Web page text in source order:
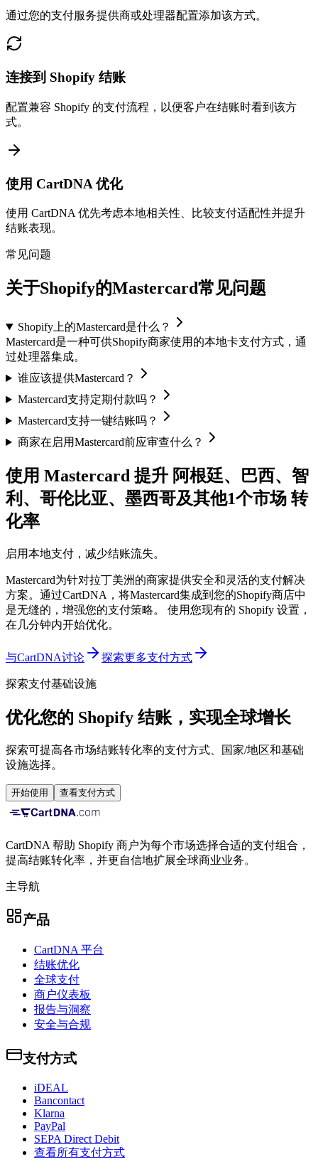
通过您的支付服务提供商或处理器配置添加该方式。
连接到 Shopify 结账
配置兼容 Shopify 的支付流程，以便客户在结账时看到该方
式。
使用 CartDNA 优化
使用 CartDNA 优先考虑本地相关性、比较支付适配性并提升
结账表现。
常见问题
关于Shopify的Mastercard常见问题
Shopify上的Mastercard是什么？
Mastercard是一种可供Shopify商家使用的本地卡支付方式，通
过处理器集成。
谁应该提供Mastercard？
Mastercard支持定期付款吗？
Mastercard支持一键结账吗？
商家在启用Mastercard前应审查什么？
使用 Mastercard 提升 阿根廷、巴西、智
利、哥伦比亚、墨西哥及其他1个市场 转
化率
启用本地支付，减少结账流失。
Mastercard为针对拉丁美洲的商家提供安全和灵活的支付解决
方案。通过CartDNA，将Mastercard集成到您的Shopify商店中
是无缝的，增强您的支付策略。
使用您现有的 Shopify 设置，
在几分钟内开始优化。
与CartDNA讨论 探索更多支付方式
探索支付基础设施
优化您的 Shopify 结账，实现全球增长
探索可提高各市场结账转化率的支付方式、国家/地区和基础
设施选择。
开始使用 查看支付方式
CartDNA 帮助 Shopify 商户为每个市场选择合适的支付组合，
提高结账转化率，并更自信地扩展全球商业业务。
主导航
产品
CartDNA 平台
结账优化
全球支付
商户仪表板
报告与洞察
安全与合规
支付方式
iDEAL
Bancontact
Klarna
PayPal
SEPA Direct Debit
查看所有支付方式